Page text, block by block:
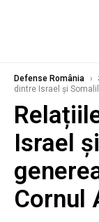
Defense România ›
dintre Israel și
Israel
Cornul